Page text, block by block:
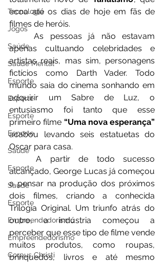
Tecnologia
Jogos
Saúde
Saúde Mental
Esporte
Esporte
Esporte
Esporte
Saúde
Esporte
Saúde
Esporte
Empreendedorismo
Empreendedorismo
Corpus Christi
ecoa até os dias de hoje em fãs de
filmes de heróis.
	As pessoas já não estavam
apenas cultuando celebridades e
artistas reais, mas sim, personagens
fictícios como Darth Vader. Todo
mundo saia do cinema sonhando em
adquirir um Sabre de Luz, o
entusiasmo foi tanto que esse
primeiro filme “Uma nova esperança”
acabou levando seis estatuetas do
Oscar para casa.
	A partir de todo sucesso
alcançado, George Lucas já começou
a pensar na produção dos próximos
dois filmes, criando a conhecida
Trilogia Original. Um triunfo atrás do
outro, a indústria começou a
perceber que esse tipo de filme vende
muitos produtos, como roupas,
brinquedos, livros e até mesmo